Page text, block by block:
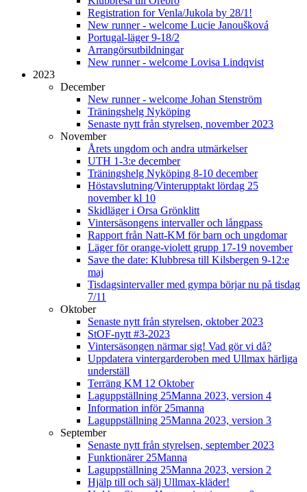
Registration for Venla/Jukola by 28/1!
New runner - welcome Lucie Janoušková
Portugal-läger 9-18/2
Arrangörsutbildningar
New runner - welcome Lovisa Lindqvist
2023
December
New runner - welcome Johan Stenström
Träningshelg Nyköping
Senaste nytt från styrelsen, november 2023
November
Årets ungdom och andra utmärkelser
UTH 1-3:e december
Träningshelg Nyköping 8-10 december
Höstavslutning/Vinterupptakt lördag 25
november kl 10
Skidläger i Orsa Grönklitt
Vintersäsongens intervaller och långpass
Rapport från Natt-KM för barn och ungdomar
Läger för orange-violett grupp 17-19 november
Save the date: Klubbresa till Kilsbergen 9-12:e
maj
Tisdagsintervaller med gympa börjar nu på tisdag
7/11
Oktober
Senaste nytt från styrelsen, oktober 2023
StOF-nytt #3-2023
Vintersäsongen närmar sig! Vad gör vi då?
Uppdatera vintergarderoben med Ullmax härliga
underställ
Terräng KM 12 Oktober
Laguppställning 25Manna 2023, version 4
Information inför 25manna
Laguppställning 25Manna 2023, version 3
September
Senaste nytt från styrelsen, september 2023
Funktionärer 25Manna
Laguppställning 25Manna 2023, version 2
Hjälp till och sälj Ullmax-kläder!